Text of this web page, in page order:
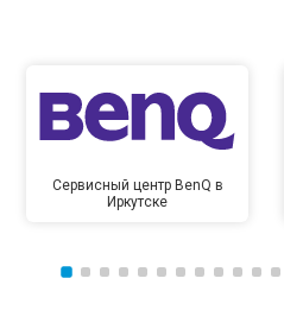
Сервисный центр BenQ в
Иркутске